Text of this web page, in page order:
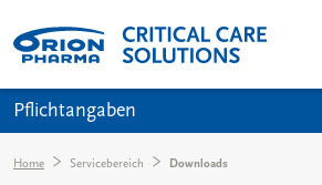
Main navigation
Pflichtangaben
Pfadnavigation
Home Servicebereich Downloads